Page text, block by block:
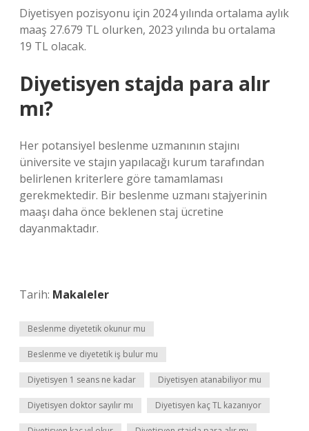
Diyetisyen pozisyonu için 2024 yılında ortalama aylık
maaş 27.679 TL olurken, 2023 yılında bu ortalama
19 TL olacak.
Diyetisyen stajda para alır
mı?
Her potansiyel beslenme uzmanının stajını
üniversite ve stajın yapılacağı kurum tarafından
belirlenen kriterlere göre tamamlaması
gerekmektedir. Bir beslenme uzmanı stajyerinin
maaşı daha önce beklenen staj ücretine
dayanmaktadır.
Tarih: Makaleler
Beslenme diyetetik okunur mu
Beslenme ve diyetetik iş bulur mu
Diyetisyen 1 seans ne kadar Diyetisyen atanabiliyor mu
Diyetisyen doktor sayılır mı Diyetisyen kaç TL kazanıyor